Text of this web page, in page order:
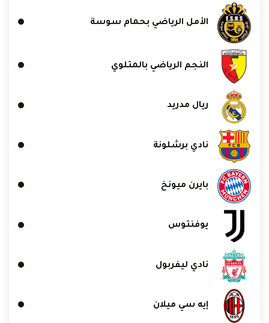
الأمل الرياضي بحمام سوسة
النجم الرياضي بالمتلوي
ريال مدريد
نادي برشلونة
بايرن ميونخ
يوفنتوس
نادي ليفربول
إيه سي ميلان